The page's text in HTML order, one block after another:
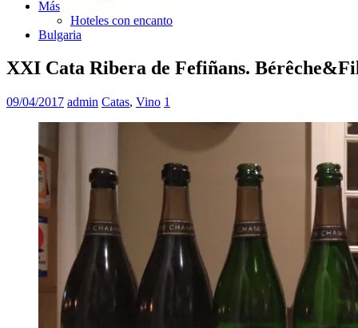
Más
Hoteles con encanto
Bulgaria
XXI Cata Ribera de Fefiñans.
09/04/2017 admin Catas, Vino 1